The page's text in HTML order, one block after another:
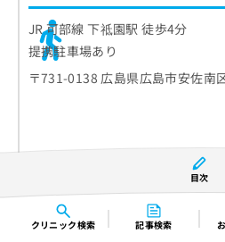
クリニック検索 記事検索
JR 可部線 下祗園駅 徒歩4分
提携駐車場あり
〒731-0138 広島県広島市安佐南
目次